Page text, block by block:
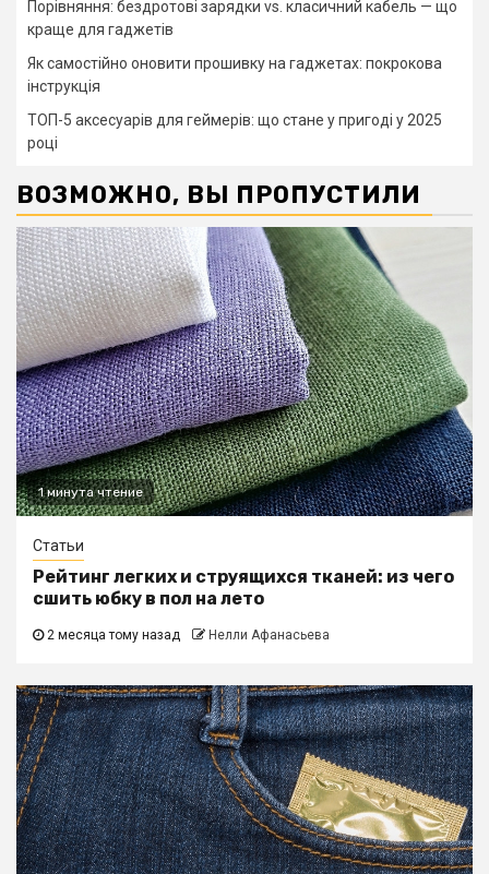
Порівняння: бездротові зарядки vs. класичний кабель — що
краще для гаджетів
Як самостійно оновити прошивку на гаджетах: покрокова
інструкція
ТОП-5 аксесуарів для геймерів: що стане у пригоді у 2025
році
ВОЗМОЖНО, ВЫ ПРОПУСТИЛИ
1 минута чтение
Статьи
Рейтинг легких и струящихся тканей: из чего
сшить юбку в пол на лето
2 месяца тому назад Нелли Афанасьева